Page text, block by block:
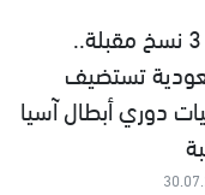
في 3 نسخ مقبلة..
تستضيف
دوري أبطال آسيا